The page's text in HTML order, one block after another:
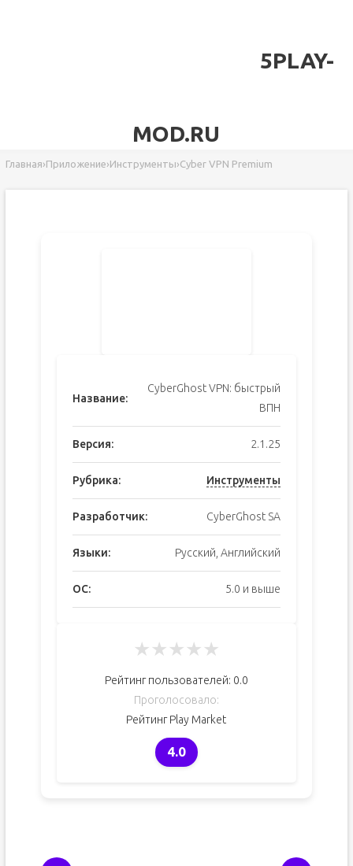
5PLAY-
MOD.RU
Главная›Приложение›Инструменты›Cyber VPN Premium
Название:
CyberGhost VPN: быстрый
ВПН
Версия: 2.1.25
Рубрика: Инструменты
Разработчик: CyberGhost SA
Языки: Русский, Английский
ОС: 5.0 и выше
★★★★★
Рейтинг пользователей: 0.0
Проголосовало:
Рейтинг Play Market
4.0